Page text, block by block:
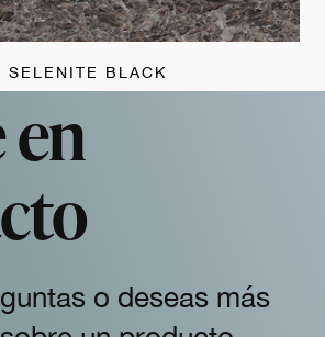
SELENITE BLACK
o deseas más